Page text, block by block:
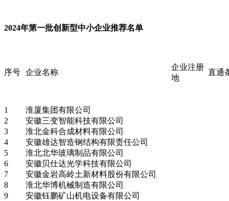
2024年第一批创新型中小企业推荐名单
序号 企业名称
企业注册
地
直通
1 淮厦集团有限公司
2
安徽三变智能科技有限公司
3
淮北金科合成材料有限公司
4
安徽雄达智造钢结构有限责任公司
5
淮北北华玻璃制品有限公司
6
安徽贝仕达光学科技有限公司
7
安徽金岩高岭土新材料股份有限公司
8
淮北华博机械制造有限公司
9
安徽钰鹏矿山机电设备有限公司